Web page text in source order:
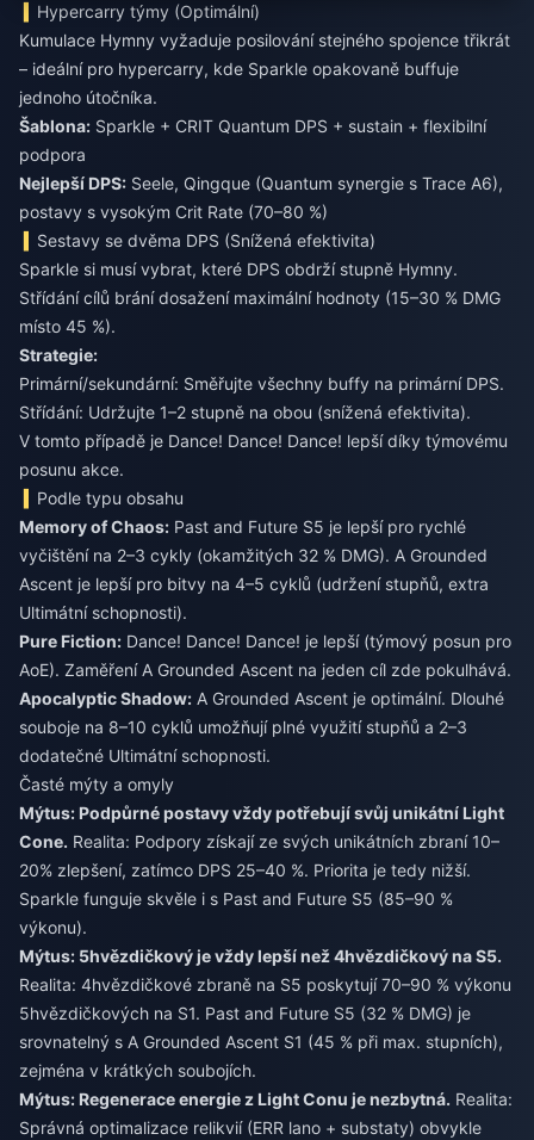
Hypercarry týmy (Optimální)
Kumulace Hymny vyžaduje posilování stejného spojence třikrát
– ideální pro hypercarry, kde Sparkle opakovaně buffuje
jednoho útočníka.
Šablona: Sparkle + CRIT Quantum DPS + sustain + flexibilní
podpora
Nejlepší DPS: Seele, Qingque (Quantum synergie s Trace A6),
postavy s vysokým Crit Rate (70–80 %)
Sestavy se dvěma DPS (Snížená efektivita)
Sparkle si musí vybrat, které DPS obdrží stupně Hymny.
Střídání cílů brání dosažení maximální hodnoty (15–30 % DMG
místo 45 %).
Strategie:
Primární/sekundární: Směřujte všechny buffy na primární DPS.
Střídání: Udržujte 1–2 stupně na obou (snížená efektivita).
V tomto případě je Dance! Dance! Dance! lepší díky týmovému
posunu akce.
Podle typu obsahu
Memory of Chaos: Past and Future S5 je lepší pro rychlé
vyčištění na 2–3 cykly (okamžitých 32 % DMG). A Grounded
Ascent je lepší pro bitvy na 4–5 cyklů (udržení stupňů, extra
Ultimátní schopnosti).
Pure Fiction: Dance! Dance! Dance! je lepší (týmový posun pro
AoE). Zaměření A Grounded Ascent na jeden cíl zde pokulhává.
Apocalyptic Shadow: A Grounded Ascent je optimální. Dlouhé
souboje na 8–10 cyklů umožňují plné využití stupňů a 2–3
dodatečné Ultimátní schopnosti.
Časté mýty a omyly
Mýtus: Podpůrné postavy vždy potřebují svůj unikátní Light
Cone. Realita: Podpory získají ze svých unikátních zbraní 10–
20% zlepšení, zatímco DPS 25–40 %. Priorita je tedy nižší.
Sparkle funguje skvěle i s Past and Future S5 (85–90 %
výkonu).
Mýtus: 5hvězdičkový je vždy lepší než 4hvězdičkový na S5.
Realita: 4hvězdičkové zbraně na S5 poskytují 70–90 % výkonu
5hvězdičkových na S1. Past and Future S5 (32 % DMG) je
srovnatelný s A Grounded Ascent S1 (45 % při max. stupních),
zejména v krátkých soubojích.
Mýtus: Regenerace energie z Light Conu je nezbytná. Realita:
Správná optimalizace relikvií (ERR lano + substaty) obvykle